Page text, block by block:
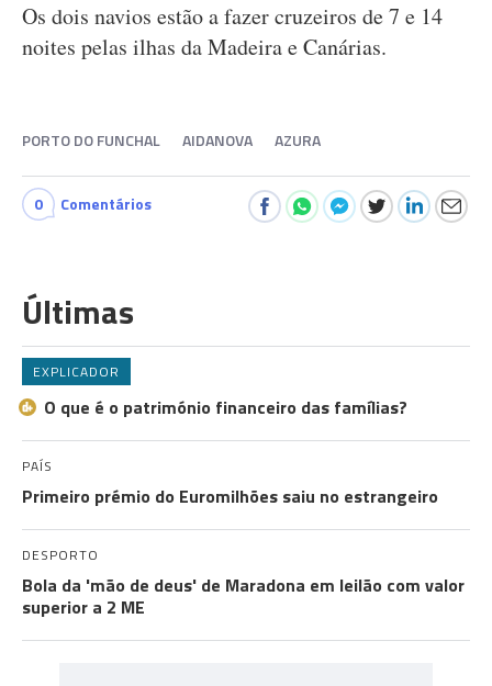
Os dois navios estão a fazer cruzeiros de 7 e 14
noites pelas ilhas da Madeira e Canárias.
PORTO DO FUNCHAL AIDANOVA AZURA
0 Comentários
Últimas
EXPLICADOR
O que é o património financeiro das famílias?
PAÍS
Primeiro prémio do Euromilhões saiu no estrangeiro
DESPORTO
Bola da 'mão de deus' de Maradona em leilão com valor
superior a 2 ME